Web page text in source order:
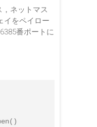
ネットマス
イをペイロー
番ポートに